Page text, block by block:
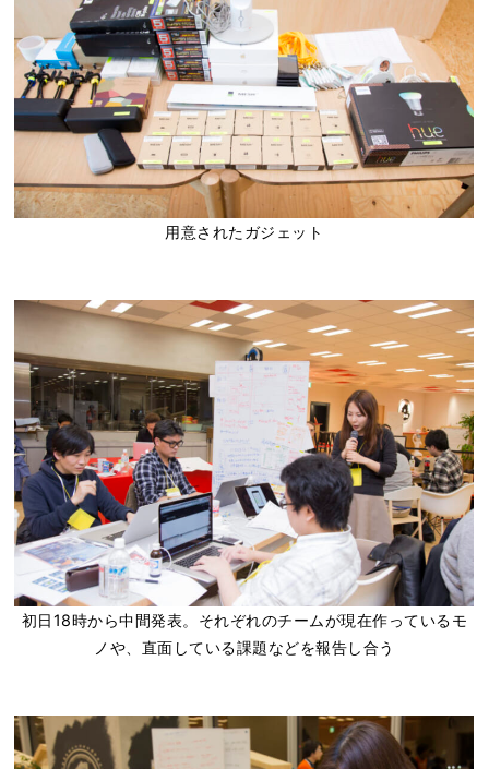
用意されたガジェット
初日18時から中間発表。それぞれのチームが現在作っているモ
ノや、直面している課題などを報告し合う